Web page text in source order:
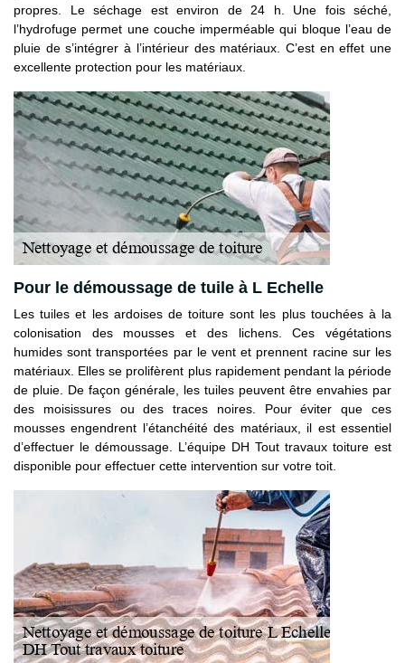
propres. Le séchage est environ de 24 h. Une fois séché,
l’hydrofuge permet une couche imperméable qui bloque l’eau de
pluie de s’intégrer à l’intérieur des matériaux. C’est en effet une
excellente protection pour les matériaux.
Pour le démoussage de tuile à L Echelle
Les tuiles et les ardoises de toiture sont les plus touchées à la
colonisation des mousses et des lichens. Ces végétations
humides sont transportées par le vent et prennent racine sur les
matériaux. Elles se prolifèrent plus rapidement pendant la période
de pluie. De façon générale, les tuiles peuvent être envahies par
des moisissures ou des traces noires. Pour éviter que ces
mousses engendrent l’étanchéité des matériaux, il est essentiel
d’effectuer le démoussage. L’équipe DH Tout travaux toiture est
disponible pour effectuer cette intervention sur votre toit.